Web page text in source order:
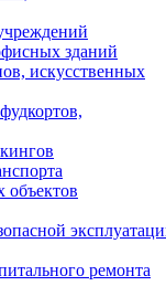
зданий
искусственных
объектов
ремонта